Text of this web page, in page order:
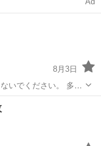
8月3日
でください。 多
しです。 アクテ